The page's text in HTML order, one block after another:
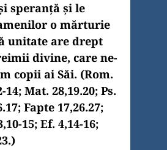
speranţă şi le
o mărturie
unitate are drept
divine, care ne-
copii ai Săi. (Rom.
14; Mat. 28,19.20; Ps.
Fapte 17,26.27;
15; Ef. 4,14-16;